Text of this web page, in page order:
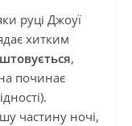
руці Джоуї
хитким
,
починає
частину ночі,